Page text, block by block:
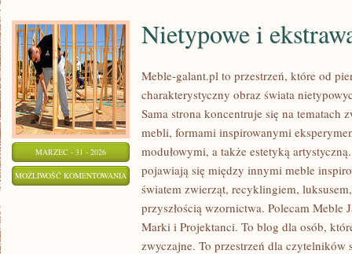
MARZEC - 31 - 2026
MOŻLIWOŚĆ KOMENTOWANIA NIETYPOWE
EKSTRAWAGANCKIE
MEBLE
Nietypowe i
Meble-galant.pl to przestrzeń, które od
charakterystyczny obraz świata
Sama strona koncentruje się na tematach
mebli, formami inspirowanymi
modułowymi, a także estetyką
pojawiają się między innymi meble
światem zwierząt, recyklingiem,
przyszłością wzornictwa. Polecam Meble
Marki i Projektanci. To blog dla osób,
zwyczajne. To przestrzeń dla czytelników